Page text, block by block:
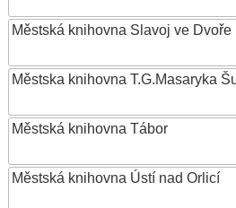
Městská knihovna Slavoj ve
Městska knihovna T.G.Masaryka
Městská knihovna Tábor
Městská knihovna Ústí nad Orlicí